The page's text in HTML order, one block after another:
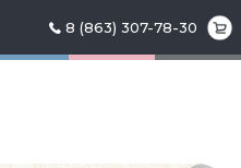
8 (863) 307-78-30